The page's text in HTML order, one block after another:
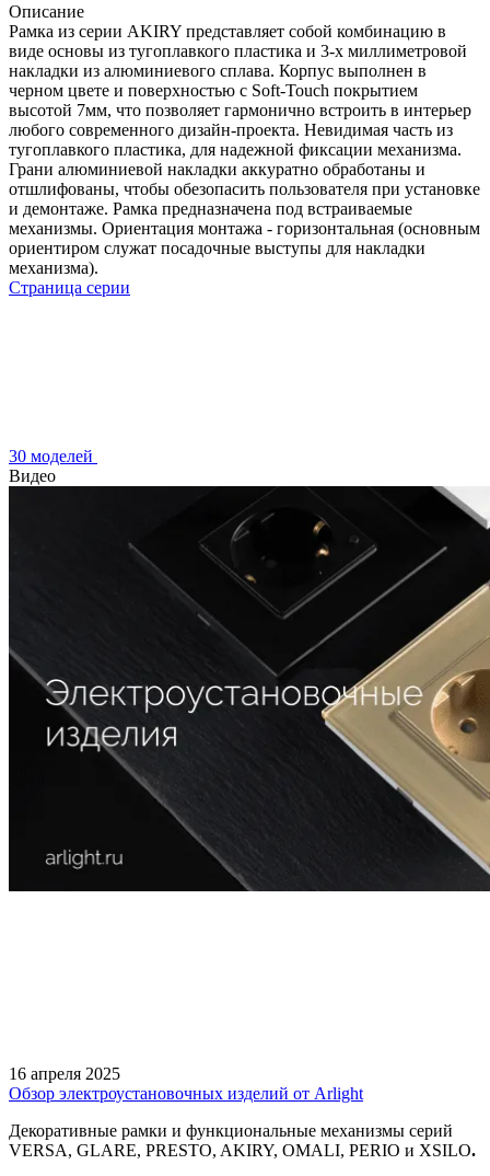
Описание
Рамка из серии AKIRY представляет собой комбинацию в
виде основы из тугоплавкого пластика и 3-х миллиметровой
накладки из алюминиевого сплава. Корпус выполнен в
черном цвете и поверхностью с Soft-Touch покрытием
высотой 7мм, что позволяет гармонично встроить в интерьер
любого современного дизайн-проекта. Невидимая часть из
тугоплавкого пластика, для надежной фиксации механизма.
Грани алюминиевой накладки аккуратно обработаны и
отшлифованы, чтобы обезопасить пользователя при установке
и демонтаже. Рамка предназначена под встраиваемые
механизмы. Ориентация монтажа - горизонтальная (основным
ориентиром служат посадочные выступы для накладки
механизма).
Страница серии
30 моделей
Видео
16 апреля 2025
Обзор электроустановочных изделий от Arlight
Декоративные рамки и функциональные механизмы серий
VERSA, GLARE, PRESTO, AKIRY, OMALI, PERIO и XSILO.